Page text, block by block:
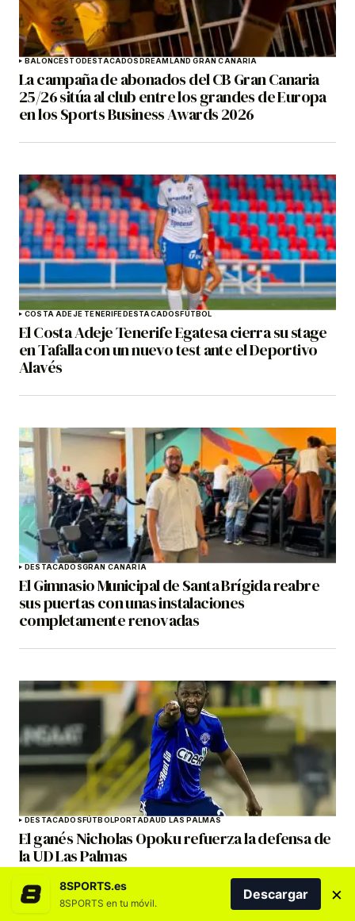
BALONCESTODESTACADOSDREAMLAND GRAN CANARIA
La campaña de abonados del CB Gran Canaria
25/26 sitúa al club entre los grandes de Europa
en los Sports Business Awards 2026
COSTA ADEJE TENERIFEDESTACADOSFÚTBOL
El Costa Adeje Tenerife Egatesa cierra su stage
en Tafalla con un nuevo test ante el Deportivo
Alavés
DESTACADOSGRAN CANARIA
El Gimnasio Municipal de Santa Brígida reabre
sus puertas con unas instalaciones
completamente renovadas
DESTACADOSFÚTBOLPORTADAUD LAS PALMAS
El ganés Nicholas Opoku refuerza la defensa de
la UD Las Palmas
8SPORTS.es
8SPORTS en tu móvil.
Descargar ×